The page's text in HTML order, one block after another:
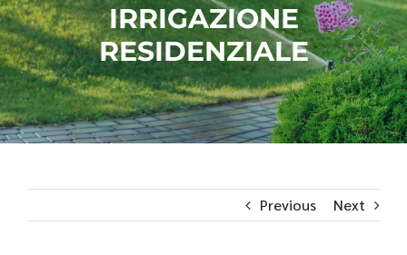
IRRIGAZIONE
RESIDENZIALE
Previous Next